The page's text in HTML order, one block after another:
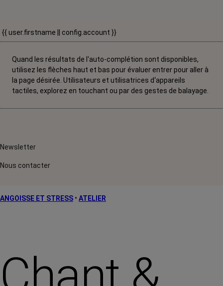
{{ user.firstname || config.account }}
Quand les résultats de l'auto-complétion sont disponibles,
utilisez les flèches haut et bas pour évaluer entrer pour aller à
la page désirée. Utilisateurs et utilisatrices d‘appareils
tactiles, explorez en touchant ou par des gestes de balayage.
Newsletter
Nous contacter
ANGOISSE ET STRESS • ATELIER